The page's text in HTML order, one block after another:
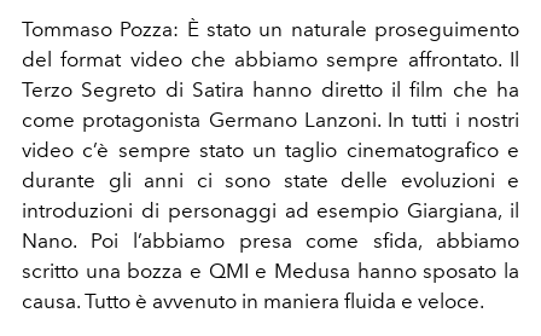
Tommaso Pozza: È stato un naturale proseguimento
del format video che abbiamo sempre affrontato. Il
Terzo Segreto di Satira hanno diretto il film che ha
come protagonista Germano Lanzoni. In tutti i nostri
video c’è sempre stato un taglio cinematografico e
durante gli anni ci sono state delle evoluzioni e
introduzioni di personaggi ad esempio Giargiana, il
Nano. Poi l’abbiamo presa come sfida, abbiamo
scritto una bozza e QMI e Medusa hanno sposato la
causa. Tutto è avvenuto in maniera fluida e veloce.